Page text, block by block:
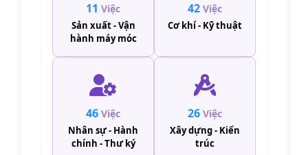
11 Việc
Sản xuất - Vận
hành máy móc
42 Việc
Cơ khí - Kỹ thuật
46 Việc
Nhân sự - Hành
chính - Thư ký
26 Việc
Xây dựng - Kiến
trúc